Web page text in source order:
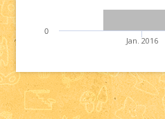
Jan. 2016
0